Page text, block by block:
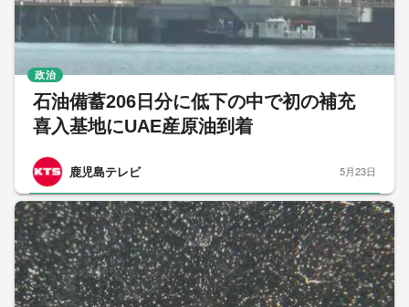
石油備蓄206日分に低下の中で初の補充
喜入基地にUAE産原油到着
鹿児島テレビ
政治
5月23日